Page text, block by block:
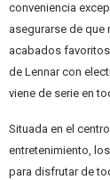
conveniencia
asegurarse de que
acabados
de Lennar con
viene de serie en
Situada en el
entretenimiento,
para disfrutar de